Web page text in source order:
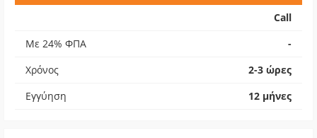
Call
Με 24% ΦΠΑ
-
Χρόνος
2-3 ώρες
Εγγύηση
12 μήνες